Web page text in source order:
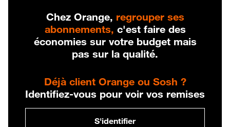
Chez Orange, regrouper ses
abonnements, c'est faire des
économies sur votre budget mais
pas sur la qualité.
Déjà client Orange ou Sosh ?
Identifiez-vous pour voir vos remises
S'identifier